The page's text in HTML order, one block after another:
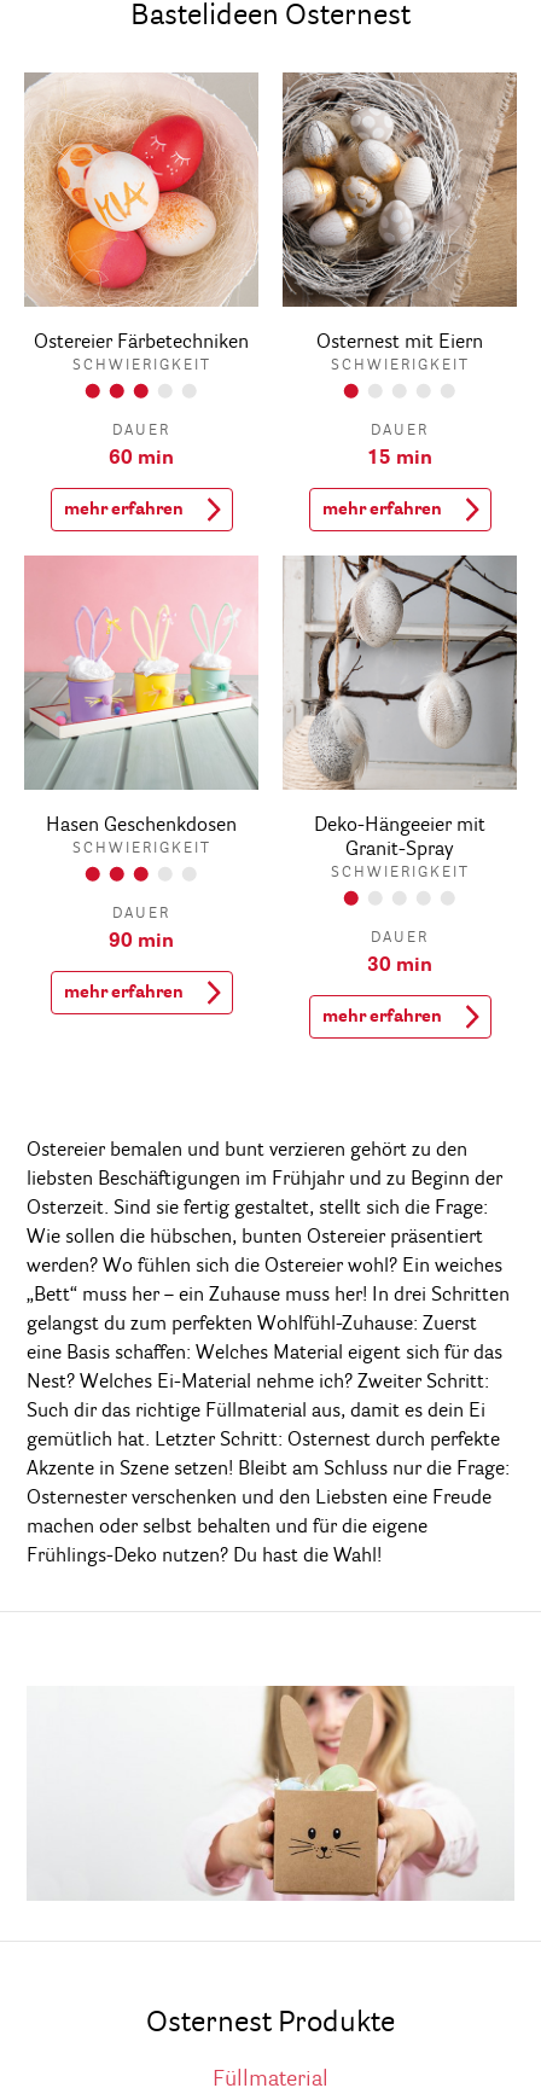
Bastelideen Osternest
Ostereier Färbetechniken
SCHWIERIGKEIT
DAUER
60 min
mehr erfahren
Osternest mit Eiern
SCHWIERIGKEIT
DAUER
15 min
mehr erfahren
Hasen Geschenkdosen
SCHWIERIGKEIT
DAUER
90 min
mehr erfahren
Deko-Hängeeier mit
Granit-Spray
SCHWIERIGKEIT
DAUER
30 min
mehr erfahren
Ostereier bemalen und bunt verzieren gehört zu den
liebsten Beschäftigungen im Frühjahr und zu Beginn der
Osterzeit. Sind sie fertig gestaltet, stellt sich die Frage:
Wie sollen die hübschen, bunten Ostereier präsentiert
werden? Wo fühlen sich die Ostereier wohl? Ein weiches
„Bett“ muss her – ein Zuhause muss her! In drei Schritten
gelangst du zum perfekten Wohlfühl-Zuhause: Zuerst
eine Basis schaffen: Welches Material eigent sich für das
Nest? Welches Ei-Material nehme ich? Zweiter Schritt:
Such dir das richtige Füllmaterial aus, damit es dein Ei
gemütlich hat. Letzter Schritt: Osternest durch perfekte
Akzente in Szene setzen! Bleibt am Schluss nur die Frage:
Osternester verschenken und den Liebsten eine Freude
machen oder selbst behalten und für die eigene
Frühlings-Deko nutzen? Du hast die Wahl!
Osternest Produkte
Füllmaterial